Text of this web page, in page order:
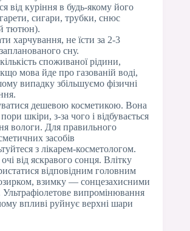
від куріння в будь-якому його
сигари, трубки, снюс
тютюн).
харчування, не їсти за 2-3
сну.
споживаної рідини,
мова йде про газованій воді,
випадку збільшуємо фізичні
дешевою косметикою. Вона
шкіри, з-за чого і відбувається
вологи. Для правильного
засобів
з лікарем-косметологом.
від яскравого сонця. Влітку
відповідним головним
взимку — сонцезахисними
випромінювання
впливі руйнує верхні шари